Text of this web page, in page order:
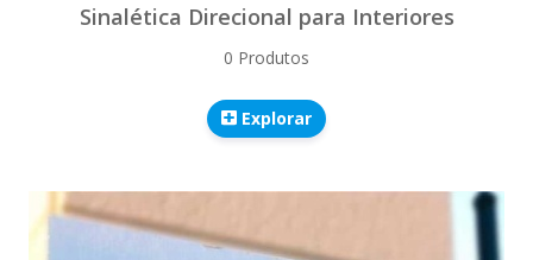
Sinalética Direcional para Interiores
0 Produtos
Explorar